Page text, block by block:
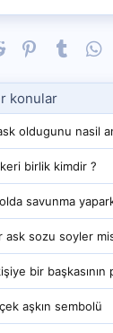
Reddit PinterestTumblr
konular
oldugunu nasil
birlik kimdir ?
savunma
ask sozu soyler
bir başkasının
aşkın sembolü